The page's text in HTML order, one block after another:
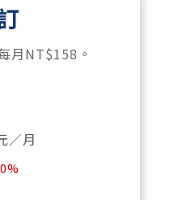
月NT$158。
／月